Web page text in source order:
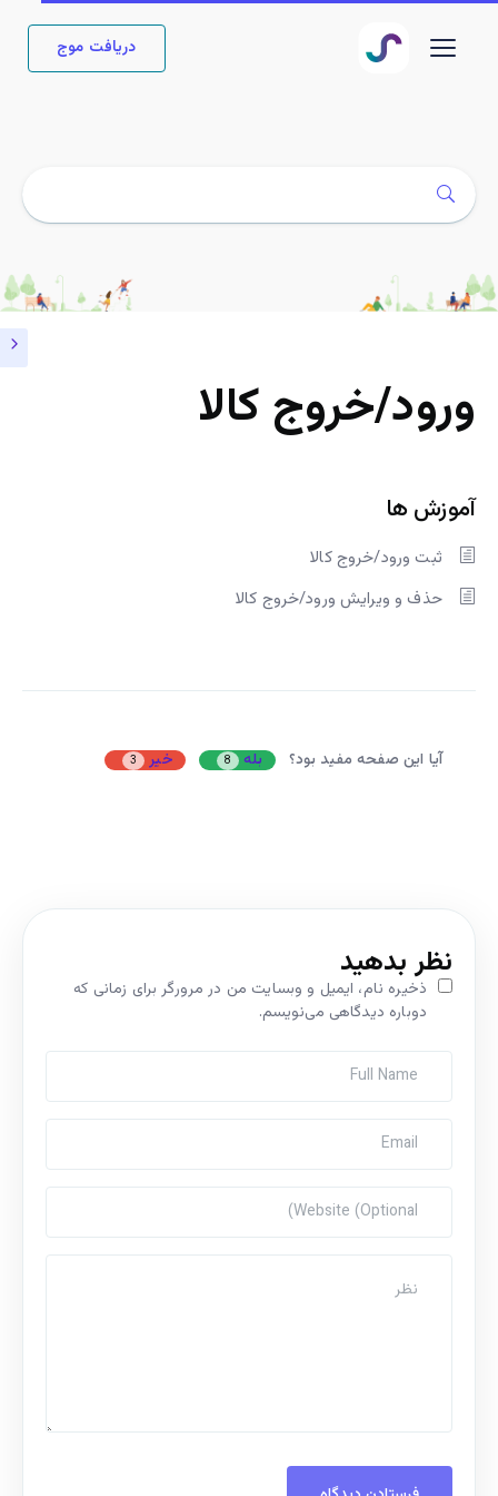
دریافت موج
ورود/خروج کالا
آموزش ها
ثبت ورود/خروج کالا
حذف و ویرایش ورود/خروج کالا
آیا این صفحه مفید بود؟ بله 8 خیر 3
نظر بدهید
ذخیره نام، ایمیل و وبسایت من در مرورگر برای زمانی که
دوباره دیدگاهی می‌نویسم.